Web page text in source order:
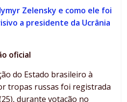
Zelensky e como ele foi
a presidente da Ucrânia
oficial
do Estado brasileiro à
tropas russas foi registrada
durante votação no